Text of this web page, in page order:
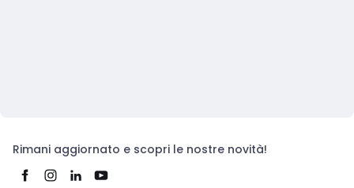
Rimani aggiornato e scopri le nostre novità!